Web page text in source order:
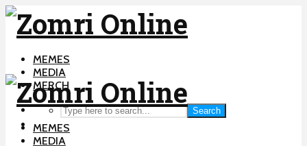
MEMES
MEDIA
MERCH
Search
MEMES
MEDIA